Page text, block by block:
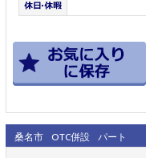
桑名市 OTC併設 パート